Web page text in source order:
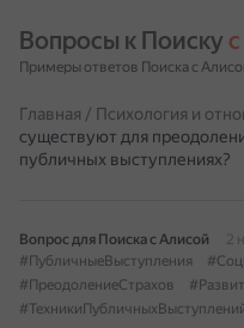
Вопросы к Поиску
Примеры ответов Поиска с
Главная / Психология и
существуют для
публичных выступлениях?
Вопрос для Поиска с Алисой
2
#ПубличныеВыступления
#ПреодолениеСтрахов